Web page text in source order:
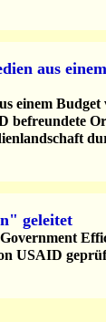
aus
einem
geleitet
USAID